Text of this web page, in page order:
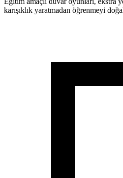
karışıklık yaratmadan öğrenmeyi